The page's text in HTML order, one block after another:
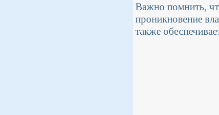
Важно помнить,
проникновение
также